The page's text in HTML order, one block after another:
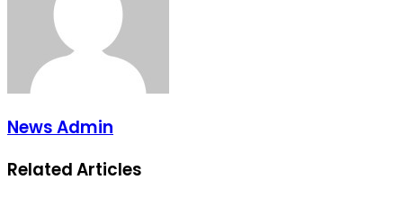
News Admin
Related Articles